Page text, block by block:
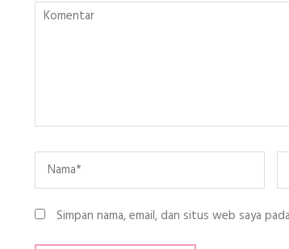
Komentar
Name
Simpan nama, email, dan situs web saya